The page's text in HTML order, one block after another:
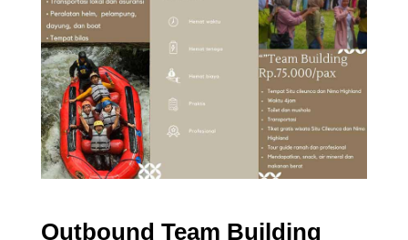
Outbound Team Building